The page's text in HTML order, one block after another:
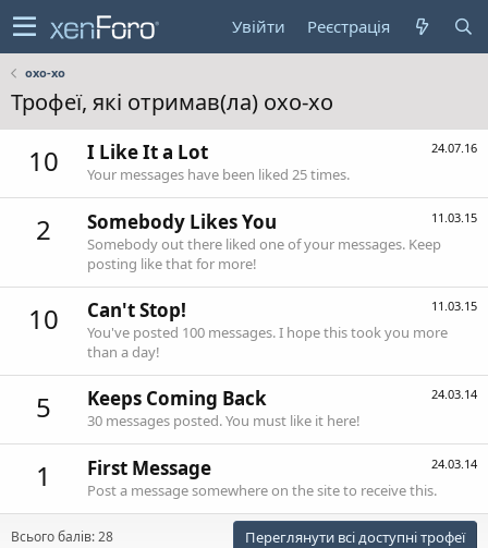
Увійти Реєстрація
oxo-xo
Трофеї, які отримав(ла) oxo-xo
10 24.07.16
I Like It a Lot
Your messages have been liked 25 times.
2 11.03.15
Somebody Likes You
Somebody out there liked one of your messages. Keep
posting like that for more!
10 11.03.15
Can't Stop!
You've posted 100 messages. I hope this took you more
than a day!
5 24.03.14
Keeps Coming Back
30 messages posted. You must like it here!
1 24.03.14
First Message
Post a message somewhere on the site to receive this.
Всього балів: 28 Переглянути всі доступні трофеї